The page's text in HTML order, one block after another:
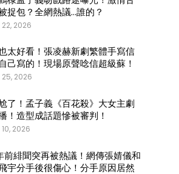
捉包？全網熱議…誰的？
2026
太好看！張凌赫新劇繁體手寫信
己寫的！現場原聲唸信超級蘇！
2026
了！孟子義《百花殺》大女主劇
！造型成話題慘被審判！
2026
前緋聞突再被熱議！網傳張婧儀和
宇分手後很傷心！分手原因居然